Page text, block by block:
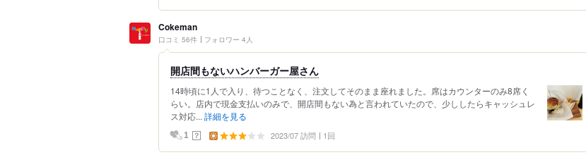
Cokeman
口コミ 56件 フォロワー 4人
開店間もないハンバーガー屋さん
14時頃に1人で入り、待つことなく、注文してそのまま座れました。席はカウンターのみ8席く
らい。店内で現金支払いのみで、開店間もない為と言われていたので、少ししたらキャッシュレ
ス対応... 詳細を見る
1 ？ 2023/07 訪問 1回